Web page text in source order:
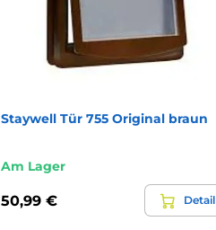
Staywell Tür 755 Original braun
Am Lager
50,99 € Detail